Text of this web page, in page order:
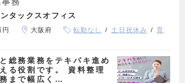
タックスオフィス
大阪府 転勤なし 土日祝休み
育
総務業務をテキパキ進め
る役割です。 資料整理
まで幅広く…